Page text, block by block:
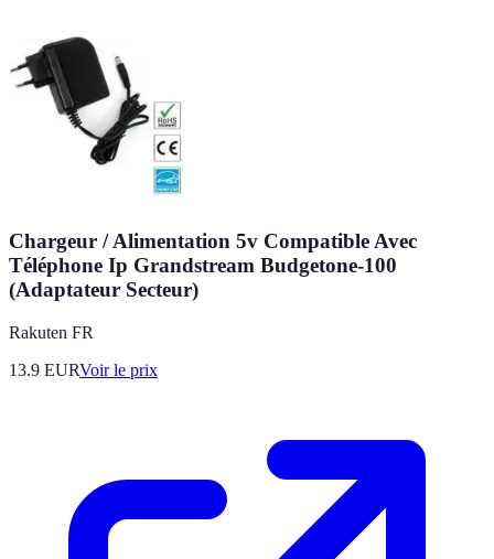
Chargeur / Alimentation 5v Compatible Avec
Téléphone Ip Grandstream Budgetone-100
(Adaptateur Secteur)
Rakuten FR
13.9 EURVoir le prix